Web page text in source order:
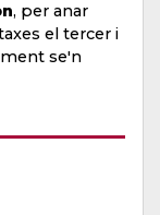
, per anar
el tercer i
se'n